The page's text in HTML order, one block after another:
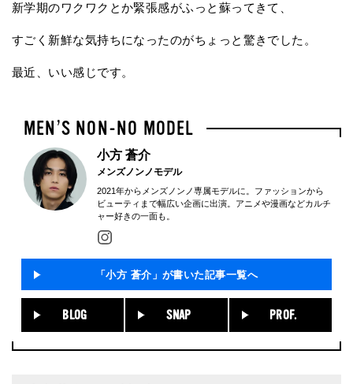
新学期のワクワクとか緊張感がふっと蘇ってきて、
すごく新鮮な気持ちになったのがちょっと驚きでした。
最近、いい感じです。
小方 蒼介
メンズノンノモデル
2021年からメンズノンノ専属モデルに。ファッションから
ビューティまで幅広い企画に出演。アニメや漫画などカルチ
ャー好きの一面も。
「小方 蒼介」が書いた記事一覧へ
BLOG SNAP PROF.